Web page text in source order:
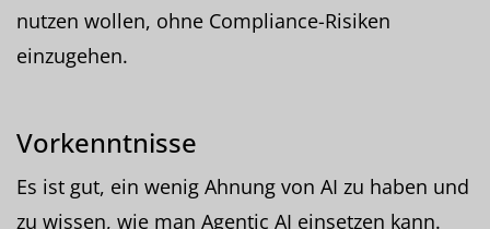
nutzen wollen, ohne Compliance-Risiken
einzugehen.
Vorkenntnisse
Es ist gut, ein wenig Ahnung von AI zu haben und
zu wissen, wie man Agentic AI einsetzen kann.